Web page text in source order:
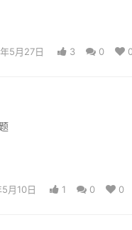
5月27日 3 0
月10日 1 0 0